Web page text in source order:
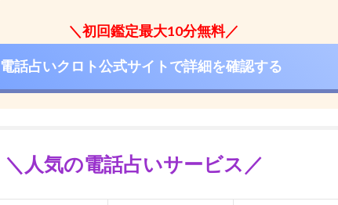
＼初回鑑定最大10分無料／
電話占いクロト公式サイトで詳細を確認する
＼人気の電話占いサービス／